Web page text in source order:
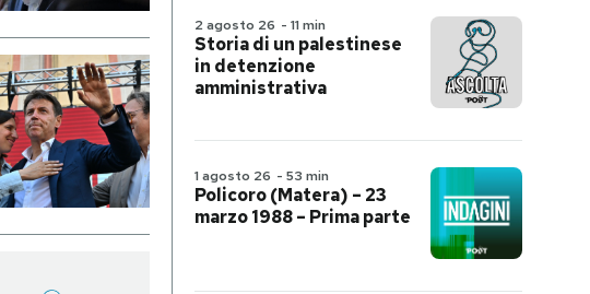
2 agosto 26 - 11 min
Storia di un palestinese
in detenzione
amministrativa
1 agosto 26 - 53 min
Policoro (Matera) – 23
marzo 1988 – Prima parte